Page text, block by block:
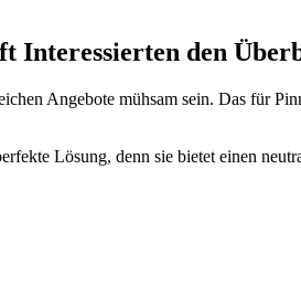
Interessierten den
Angebote mühsam sein. Das für
Lösung, denn sie bietet einen